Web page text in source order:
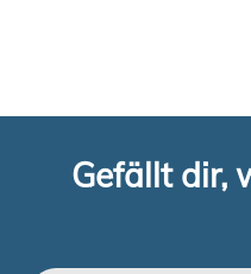
Gefällt dir,